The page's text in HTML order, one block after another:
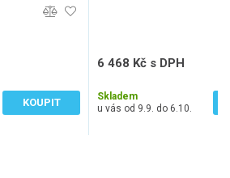
KOUPIT
6 468 Kč s DPH
Skladem
u vás od 9.9. do 6.10.